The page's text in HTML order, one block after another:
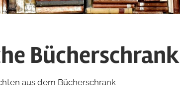
Bücherschrank
aus dem Bücherschrank